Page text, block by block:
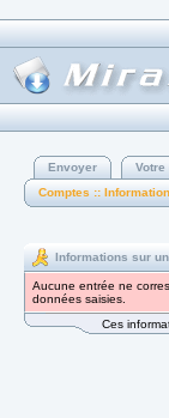
Envoyer Votre
Comptes ::
Informations sur
Aucune entrée ne
données saisies.
Ces